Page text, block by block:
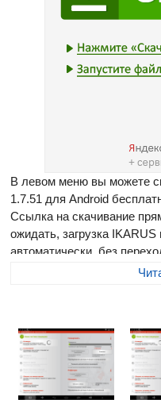
В левом меню вы можете
1.7.51 для Android
Ссылка на скачивание
ожидать, загрузка
автоматически, без
программы составляет
подстерегать Вас в
ежедневном серфинге в
несколько модулей для
системы, так и личной